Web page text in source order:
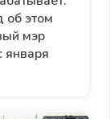
об этом
мэр
января